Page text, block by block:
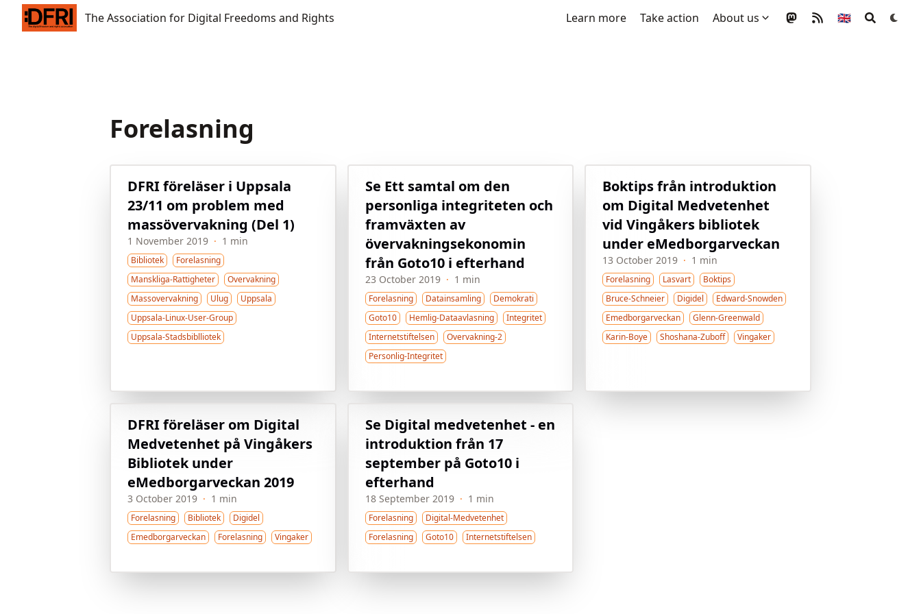
The Association for Digital Freedoms and Rights
The Association for Digital Freedoms and Rights Learn more Take action About us 🇬🇧
Forelasning
DFRI föreläser i Uppsala
23/11 om problem med
massövervakning (Del 1)
1 November 2019 · 1 min
Bibliotek
Forelasning
Manskliga-Rattigheter
Overvakning
Massovervakning
Ulug
Uppsala
Uppsala-Linux-User-Group
Uppsala-Stadsbiblliotek
Se Ett samtal om den
personliga integriteten och
framväxten av
övervakningsekonomin
från Goto10 i efterhand
23 October 2019 · 1 min
Forelasning Datainsamling
Demokrati
Goto10
Hemlig-Dataavlasning
Integritet
Internetstiftelsen
Overvakning-2
Personlig-Integritet
Boktips från introduktion
om Digital Medvetenhet
vid Vingåkers bibliotek
under eMedborgarveckan
13 October 2019 · 1 min
Forelasning Lasvart
Boktips
Bruce-Schneier
Digidel
Edward-Snowden
Emedborgarveckan
Glenn-Greenwald
Karin-Boye
Shoshana-Zuboff Vingaker
DFRI föreläser om Digital
Medvetenhet på Vingåkers
Bibliotek under
eMedborgarveckan 2019
3 October 2019 · 1 min
Forelasning Bibliotek
Digidel
Emedborgarveckan
Forelasning Vingaker
Se Digital medvetenhet - en
introduktion från 17
september på Goto10 i
efterhand
18 September 2019 · 1 min
Forelasning
Digital-Medvetenhet
Forelasning
Goto10 Internetstiftelsen